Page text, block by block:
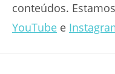
conteúdos.
YouTube e